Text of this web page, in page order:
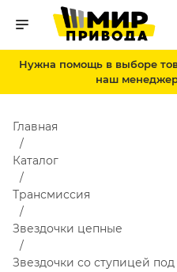
Нужна помощь в выборе
наш
Главная
Каталог
Трансмиссия
Звездочки цепные
Звездочки со ступицей под